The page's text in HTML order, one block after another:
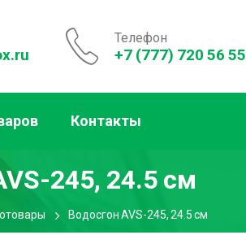
Телефон
+7 (777) 720 56 55
Контакты
245, 24.5 см
Водосгон AVS-245, 24.5 см